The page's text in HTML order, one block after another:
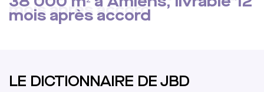
mois après accord
35 000 m² à Metz, livrable 12
mois après accord
LE DICTIONNAIRE DE JBD